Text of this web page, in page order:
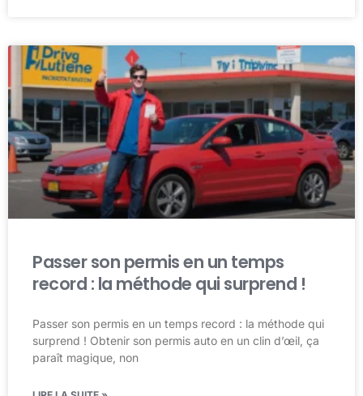
Passer son permis en un temps
record : la méthode qui surprend !
Passer son permis en un temps record : la méthode qui
surprend ! Obtenir son permis auto en un clin d’œil, ça
paraît magique, non